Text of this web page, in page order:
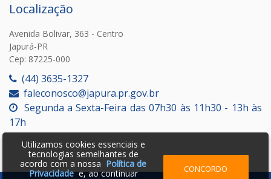
Localização
Avenida Bolivar, 363 - Centro
Japurá-PR
Cep: 87225-000
(44) 3635-1327
faleconosco@japura.pr.gov.br
Segunda a Sexta-Feira das 07h30 às 11h30 - 13h às
17h
Utilizamos cookies essenciais e
tecnologias semelhantes de
acordo com a nossa Política de
Privacidadee, ao continuar
CONCORDO